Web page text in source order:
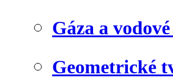
Gáza a
Geometrické